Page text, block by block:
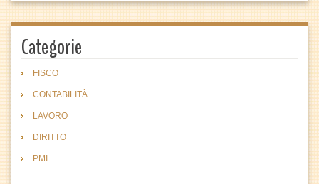
Categorie
FISCO
CONTABILITÀ
LAVORO
DIRITTO
PMI